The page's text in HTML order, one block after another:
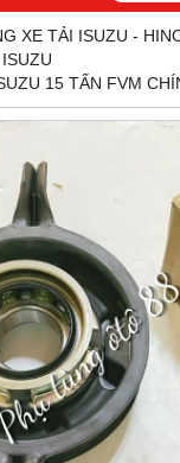
XE TẢI ISUZU -
15 TẤN FVM